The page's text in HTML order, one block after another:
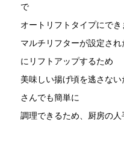
で
オートリフトタイプにでき
マルチリフターが設定さ
にリフトアップするため
美味しい揚げ頃を逃さな
さんでも簡単に
調理できるため、厨房の人